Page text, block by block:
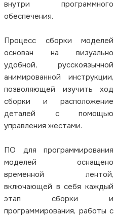
внутри программного
обеспечения.
Процесс сборки моделей
основан на визуально
удобной, русскоязычной
анимированной инструкции,
позволяющей изучить ход
сборки и расположение
деталей с помощью
управления жестами.
ПО для программирования
моделей оснащено
временной лентой,
включающей в себя каждый
этап сборки и
программирования, работы с